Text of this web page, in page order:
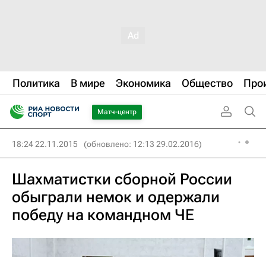
Политика В мире Экономика Общество
Матч-центр
18:24 22.11.2015 (обновлено: 12:13 29.02.2016)
Шахматистки сборной России
обыграли немок и одержали
победу на командном ЧЕ